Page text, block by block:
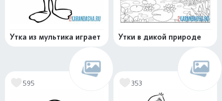
Утка из мультика играет Утки в дикой природе
595 353